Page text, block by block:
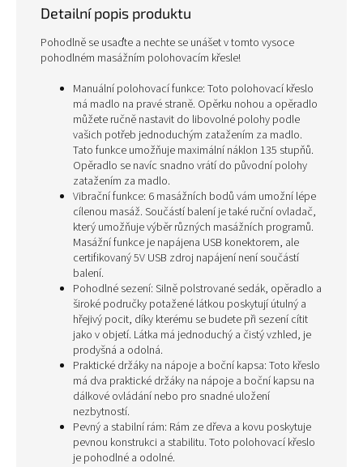
Detailní popis produktu
Pohodlně se usaďte a nechte se unášet v tomto vysoce
pohodlném masážním polohovacím křesle!
Manuální polohovací funkce: Toto polohovací křeslo
má madlo na pravé straně. Opěrku nohou a opěradlo
můžete ručně nastavit do libovolné polohy podle
vašich potřeb jednoduchým zatažením za madlo.
Tato funkce umožňuje maximální náklon 135 stupňů.
Opěradlo se navíc snadno vrátí do původní polohy
zatažením za madlo.
Vibrační funkce: 6 masážních bodů vám umožní lépe
cílenou masáž. Součástí balení je také ruční ovladač,
který umožňuje výběr různých masážních programů.
Masážní funkce je napájena USB konektorem, ale
certifikovaný 5V USB zdroj napájení není součástí
balení.
Pohodlné sezení: Silně polstrované sedák, opěradlo a
široké područky potažené látkou poskytují útulný a
hřejivý pocit, díky kterému se budete při sezení cítit
jako v objetí. Látka má jednoduchý a čistý vzhled, je
prodyšná a odolná.
Praktické držáky na nápoje a boční kapsa: Toto křeslo
má dva praktické držáky na nápoje a boční kapsu na
dálkové ovládání nebo pro snadné uložení
nezbytností.
Pevný a stabilní rám: Rám ze dřeva a kovu poskytuje
pevnou konstrukci a stabilitu. Toto polohovací křeslo
je pohodlné a odolné.